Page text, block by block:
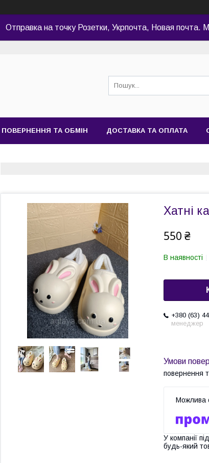
Отправка на точку Розетки, Укрпочта, Новая почта.
ПОВЕРНЕННЯ ТА ОБМІН ДОСТАВКА ТА ОПЛАТА
Хатні
550 ₴
В наявності
+380 (63)
менеджер
повернення
У компанії
будь-який